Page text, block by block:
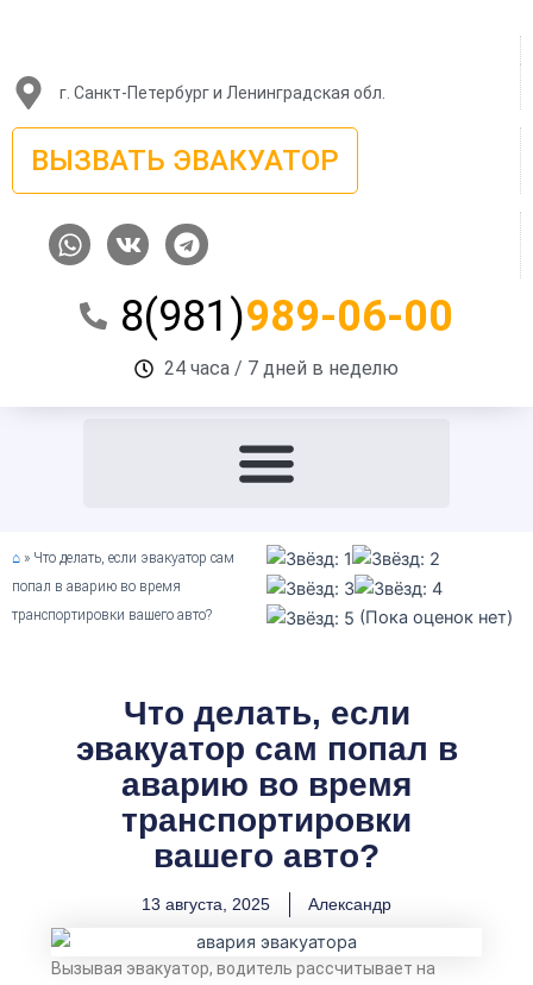
г. Санкт-Петербург и Ленинградская обл.
ВЫЗВАТЬ ЭВАКУАТОР
W
h
V
k
T
e
e
g
r
8(981)989-06-00
24 часа / 7 дней в неделю
⌂ » Что делать, если эвакуатор сам
попал в аварию во время
транспортировки вашего авто?
(Пока оценок нет)
Что делать, если
эвакуатор сам попал в
аварию во время
транспортировки
вашего авто?
13 августа, 2025 Александр
Вызывая эвакуатор, водитель рассчитывает на